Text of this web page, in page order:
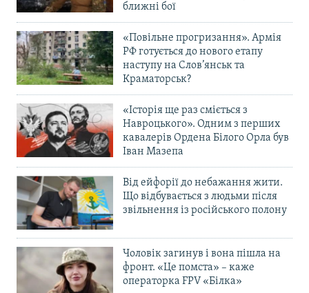
ближні бої
«Повільне прогризання». Армія
РФ готується до нового етапу
наступу на Слов’янськ та
Краматорськ?
«Історія ще раз сміється з
Навроцького». Одним з перших
кавалерів Ордена Білого Орла був
Іван Мазепа
Від ейфорії до небажання жити.
Що відбувається з людьми після
звільнення із російського полону
Чоловік загинув і вона пішла на
фронт. «Це помста» – каже
операторка FPV «Білка»